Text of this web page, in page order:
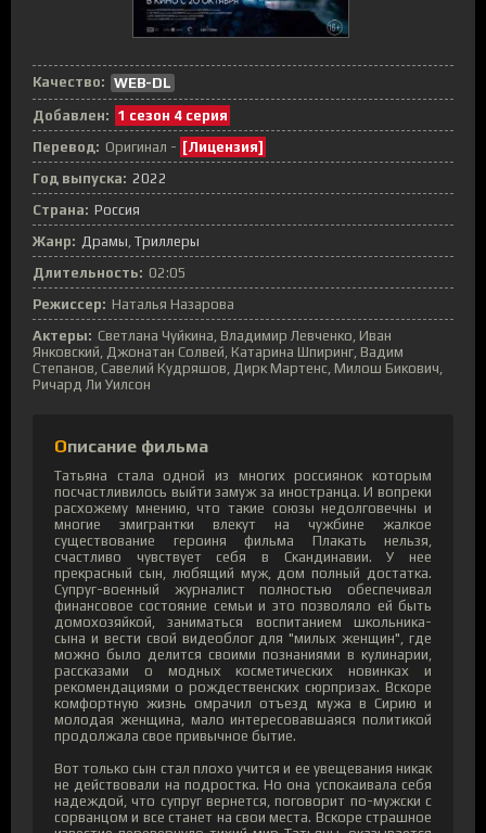
Качество: WEB-DL
Добавлен: 1 сезон 4 серия
Перевод: Оригинал - [Лицензия]
Год выпуска: 2022
Страна: Россия
Жанр: Драмы Триллеры
Длительность: 02:05
Режиссер: Наталья Назарова
Актеры: Светлана Чуйкина, Владимир Левченко, Иван
Янковский, Джонатан Солвей, Катарина Шпиринг, Вадим
Степанов, Савелий Кудряшов, Дирк Мартенс, Милош Бикович,
Ричард Ли Уилсон
Описание фильма
Татьяна стала одной из многих россиянок которым
посчастливилось выйти замуж за иностранца. И вопреки
расхожему мнению, что такие союзы недолговечны и
многие эмигрантки влекут на чужбине жалкое
существование героиня фильма Плакать нельзя,
счастливо чувствует себя в Скандинавии. У нее
прекрасный сын, любящий муж, дом полный достатка.
Супруг-военный журналист полностью обеспечивал
финансовое состояние семьи и это позволяло ей быть
домохозяйкой, заниматься воспитанием школьника-
сына и вести свой видеоблог для "милых женщин", где
можно было делится своими познаниями в кулинарии,
рассказами о модных косметических новинках и
рекомендациями о рождественских сюрпризах. Вскоре
комфортную жизнь омрачил отъезд мужа в Сирию и
молодая женщина, мало интересовавшаяся политикой
продолжала свое привычное бытие.
Вот только сын стал плохо учится и ее увещевания никак
не действовали на подростка. Но она успокаивала себя
надеждой, что супруг вернется, поговорит по-мужски с
сорванцом и все станет на свои места. Вскоре страшное